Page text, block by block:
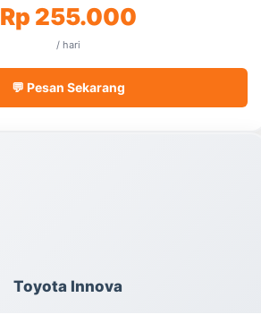
Rp 255.000
/ hari
💬 Pesan Sekarang
Toyota Innova